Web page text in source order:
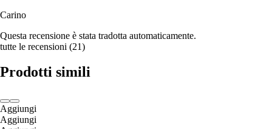
Carino
Questa recensione è stata tradotta automaticamente.
tutte le recensioni (21)
Prodotti simili
Aggiungi
Aggiungi